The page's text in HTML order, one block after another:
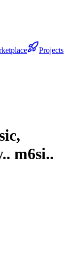
Projects
m6si..